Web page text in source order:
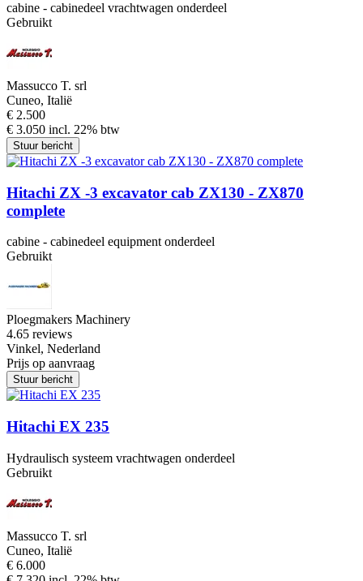
cabine - cabinedeel vrachtwagen onderdeel
Gebruikt
Massucco T. srl
Cuneo, Italië
€ 2.500
€ 3.050 incl. 22% btw
Stuur bericht
Hitachi ZX -3 excavator cab ZX130 - ZX870
complete
cabine - cabinedeel equipment onderdeel
Gebruikt
Ploegmakers Machinery
4.65 reviews
Vinkel, Nederland
Prijs op aanvraag
Stuur bericht
Hitachi EX 235
Hydraulisch systeem vrachtwagen onderdeel
Gebruikt
Massucco T. srl
Cuneo, Italië
€ 6.000